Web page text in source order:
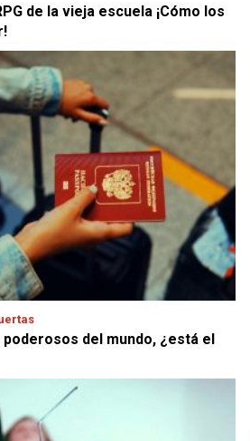
de la vieja escuela ¡Cómo los
del mundo, ¿está el